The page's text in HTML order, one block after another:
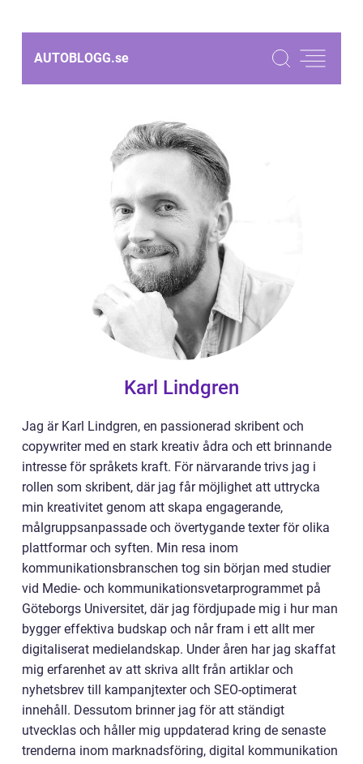
AUTOBLOGG.se
Karl Lindgren
Jag är Karl Lindgren, en passionerad skribent och
copywriter med en stark kreativ ådra och ett brinnande
intresse för språkets kraft. För närvarande trivs jag i
rollen som skribent, där jag får möjlighet att uttrycka
min kreativitet genom att skapa engagerande,
målgruppsanpassade och övertygande texter för olika
plattformar och syften. Min resa inom
kommunikationsbranschen tog sin början med studier
vid Medie- och kommunikationsvetarprogrammet på
Göteborgs Universitet, där jag fördjupade mig i hur man
bygger effektiva budskap och når fram i ett allt mer
digitaliserat medielandskap. Under åren har jag skaffat
mig erfarenhet av att skriva allt från artiklar och
nyhetsbrev till kampanjtexter och SEO-optimerat
innehåll. Dessutom brinner jag för att ständigt
utvecklas och håller mig uppdaterad kring de senaste
trenderna inom marknadsföring, digital kommunikation